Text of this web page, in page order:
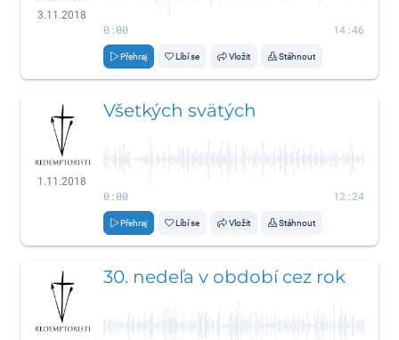
3.11.2018
0:00 14:46
Přehraj Líbí se Vložit Stáhnout
1.11.2018
Všetkých svätých
0:00 12:24
Přehraj Líbí se Vložit Stáhnout
30. nedeľa v období cez rok